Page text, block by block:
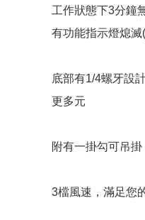
工作狀態下3分鐘
有功能指示燈熄滅
底部有1/4螺牙設
更多元
附有一掛勾可吊掛
3檔風速，滿足您